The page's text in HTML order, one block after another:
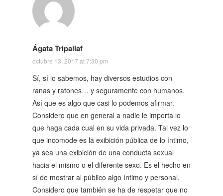
Ágata Tripailaf
octubre 13, 2017 at 7:30 pm
Sí, sí lo sabemos, hay diversos estudios con
ranas y ratones… y seguramente con humanos.
Así que es algo que casi lo podemos afirmar.
Considero que en general a nadie le importa lo
que haga cada cual en su vida privada. Tal vez lo
que incomode es la exibición pública de lo íntimo,
ya sea una exibición de una conducta sexual
hacia el mismo o el diferente sexo. Es el hecho en
sí de mostrar al público algo íntimo y personal.
Considero que también se ha de respetar que no